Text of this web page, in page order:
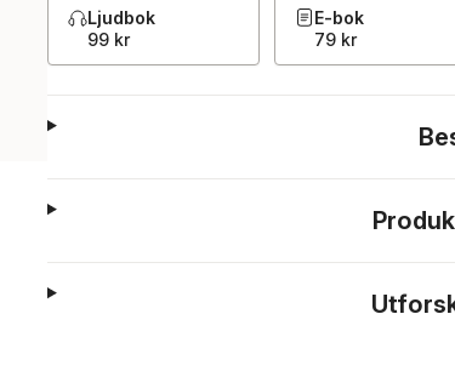
Ljudbok
99 kr
E-bok
79 kr